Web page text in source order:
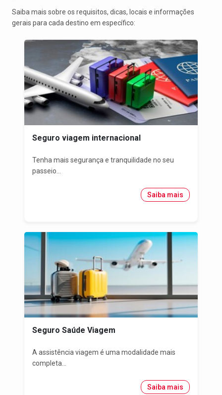
Saiba mais sobre os requisitos, dicas, locais e informações
gerais para cada destino em específico:
Seguro viagem internacional
Tenha mais segurança e tranquilidade no seu
passeio...
Saiba mais
Seguro Saúde Viagem
A assistência viagem é uma modalidade mais
completa...
Saiba mais